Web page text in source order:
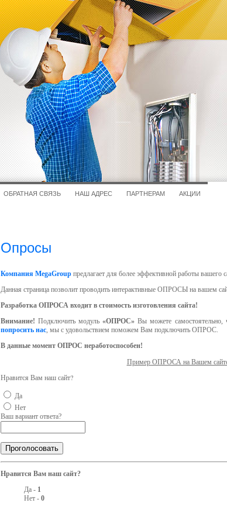
ОБРАТНАЯ СВЯЗЬ НАШ АДРЕС ПАРТНЕРАМ АКЦИИ
Опросы
Компания MegaGroup предлагает для более эффективной работы вашего
Данная страница позволит проводить интерактивные ОПРОСЫ на вашем
Разработка ОПРОСА входит в стоимость изготовления сайта!
Внимание! Подключить модуль«ОПРОС» Вы можете самостоятельно,
попросить нас, мы с удовольствием поможем Вам подключить ОПРОС.
В данные момент ОПРОС неработоспособен!
Пример ОПРОСА на Вашем
Нравится Вам наш сайт?
Да
Нет
Ваш вариант ответа?
Нравится Вам наш сайт?
Да - 1
Нет - 0